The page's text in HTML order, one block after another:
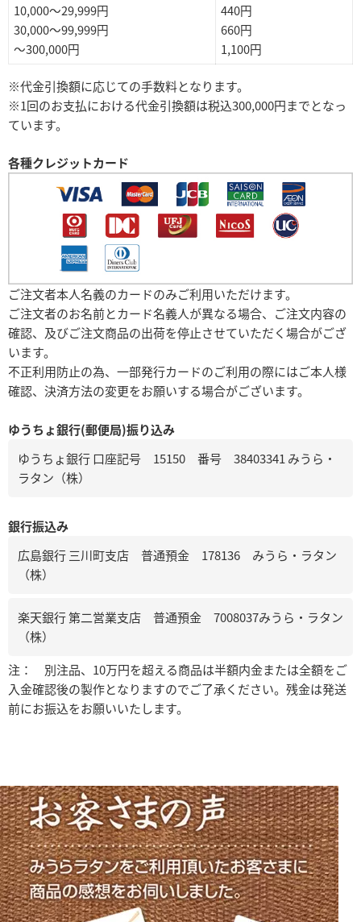
10,000～29,999円
30,000～99,999円
～300,000円
440円
660円
1,100円
※代金引換額に応じての手数料となります。
※1回のお支払における代金引換額は税込300,000円までとなっ
ています。
各種クレジットカード
ご注文者本人名義のカードのみご利用いただけます。
ご注文者のお名前とカード名義人が異なる場合、ご注文内容の
確認、及びご注文商品の出荷を停止させていただく場合がござ
います。
不正利用防止の為、一部発行カードのご利用の際にはご本人様
確認、決済方法の変更をお願いする場合がございます。
ゆうちょ銀行(郵便局)振り込み
ゆうちょ銀行 口座記号 15150 番号 38403341 みうら・
ラタン（株）
銀行振込み
広島銀行 三川町支店 普通預金 178136 みうら・ラタン
（株）
楽天銀行 第二営業支店 普通預金 7008037みうら・ラタン
（株）
注： 別注品、10万円を超える商品は半額内金または全額をご
入金確認後の製作となりますのでご了承ください。残金は発送
前にお振込をお願いいたします。